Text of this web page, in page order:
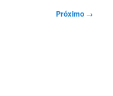
Próximo →